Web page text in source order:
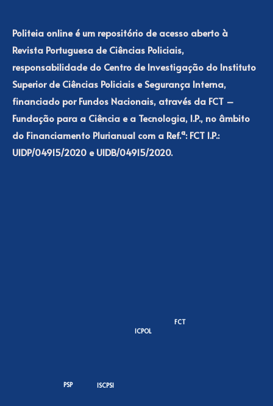
Politeia online é um repositório de acesso aberto à
Revista Portuguesa de Ciências Policiais,
responsabilidade do Centro de Investigação do Instituto
Superior de Ciências Policiais e Segurança Interna,
financiado por Fundos Nacionais, através da FCT –
Fundação para a Ciência e a Tecnologia, I.P., no âmbito
do Financiamento Plurianual com a Ref.ª: FCT I.P.:
UIDP/04915/2020 e UIDB/04915/2020.
PSP ISCPSI
ICPOL
FCT